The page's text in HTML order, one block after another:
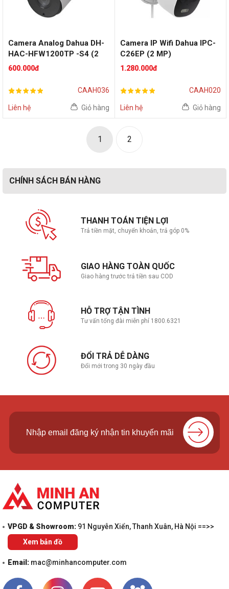
Camera Analog Dahua DH-
HAC-HFW1200TP -S4 (2
MP)
600.000đ
CAAH036
Liên hệ Giỏ hàng
Camera IP Wifi Dahua IPC-
C26EP (2 MP)
1.280.000đ
CAAH020
Liên hệ Giỏ hàng
1 2
CHÍNH SÁCH BÁN HÀNG
THANH TOÁN TIỆN LỢI
Trả tiền mặt, chuyển khoản, trả góp 0%
GIAO HÀNG TOÀN QUỐC
Giao hàng trước trả tiền sau COD
HỖ TRỢ TẬN TÌNH
Tư vấn tổng đài miễn phí 1800.6321
ĐỔI TRẢ DỄ DÀNG
Đổi mới trong 30 ngày đầu
VPGD & Showroom: 91 Nguyễn Xiển, Thanh Xuân, Hà Nội ==>>
Xem bản đồ
Email: mac@minhancomputer.com